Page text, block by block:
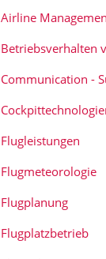
Airline
Betriebsverhalten
Communication -
Flugleistungen
Flugmeteorologie
Flugplanung
Flugplatzbetrieb